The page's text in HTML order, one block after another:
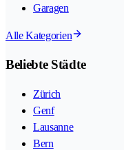
Garagen
Alle Kategorien
Beliebte Städte
Zürich
Genf
Lausanne
Bern